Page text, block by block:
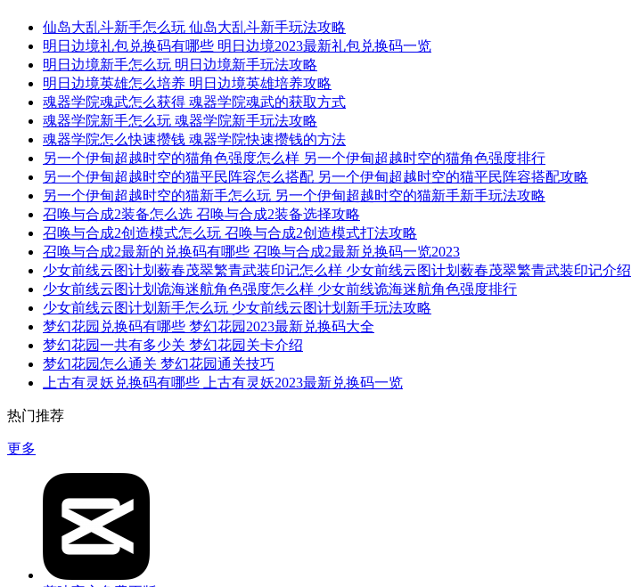
仙岛大乱斗新手怎么玩 仙岛大乱斗新手玩法攻略
明日边境礼包兑换码有哪些 明日边境2023最新礼包兑换码一览
明日边境新手怎么玩 明日边境新手玩法攻略
明日边境英雄怎么培养 明日边境英雄培养攻略
魂器学院魂武怎么获得 魂器学院魂武的获取方式
魂器学院新手怎么玩 魂器学院新手玩法攻略
魂器学院怎么快速攒钱 魂器学院快速攒钱的方法
另一个伊甸超越时空的猫角色强度怎么样 另一个伊甸超越时空的猫角色强度排行
另一个伊甸超越时空的猫平民阵容怎么搭配 另一个伊甸超越时空的猫平民阵容搭配攻略
另一个伊甸超越时空的猫新手怎么玩 另一个伊甸超越时空的猫新手新手玩法攻略
召唤与合成2装备怎么选 召唤与合成2装备选择攻略
召唤与合成2创造模式怎么玩 召唤与合成2创造模式打法攻略
召唤与合成2最新的兑换码有哪些 召唤与合成2最新兑换码一览2023
少女前线云图计划薮春茂翠繁青武装印记怎么样 少女前线云图计划薮春茂翠繁青武装印记介绍
少女前线云图计划诡海迷航角色强度怎么样 少女前线诡海迷航角色强度排行
少女前线云图计划新手怎么玩 少女前线云图计划新手玩法攻略
梦幻花园兑换码有哪些 梦幻花园2023最新兑换码大全
梦幻花园一共有多少关 梦幻花园关卡介绍
梦幻花园怎么通关 梦幻花园通关技巧
上古有灵妖兑换码有哪些 上古有灵妖2023最新兑换码一览
热门推荐
更多